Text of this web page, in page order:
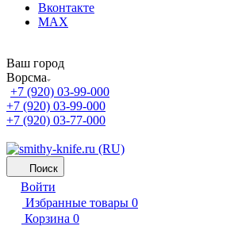
Вконтакте
MAX
Ваш город
Ворсма
+7 (920) 03-99-000
+7 (920) 03-99-000
+7 (920) 03-77-000
Поиск
Войти
Избранные товары 0
Корзина 0